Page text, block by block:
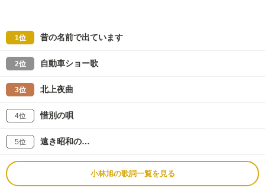
1位 昔の名前で出ています
2位 自動車ショー歌
3位 北上夜曲
4位 惜別の唄
5位 遠き昭和の…
小林旭の歌詞一覧を見る